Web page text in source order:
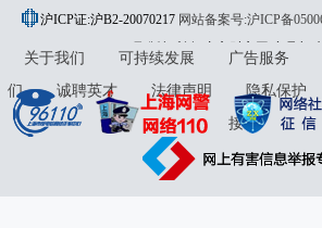
913101046312860336 违法和不良信息举报:021-
jubao@eastmoney.com
沪ICP证:沪B2-20070217 网站备案号:沪ICP备
31010402000120号版权所有:东方财富网意见与
关于我们 可持续发展 广告服务
们
诚聘英才 法律声明 隐私保护
接